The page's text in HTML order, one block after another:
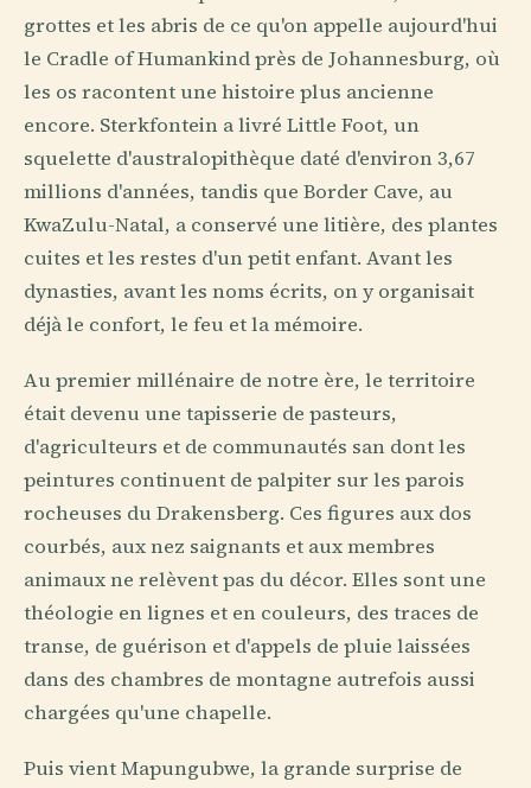
grottes et les abris de ce qu'on appelle aujourd'hui
le Cradle of Humankind près de Johannesburg, où
les os racontent une histoire plus ancienne
encore. Sterkfontein a livré Little Foot, un
squelette d'australopithèque daté d'environ 3,67
millions d'années, tandis que Border Cave, au
KwaZulu-Natal, a conservé une litière, des plantes
cuites et les restes d'un petit enfant. Avant les
dynasties, avant les noms écrits, on y organisait
déjà le confort, le feu et la mémoire.
Au premier millénaire de notre ère, le territoire
était devenu une tapisserie de pasteurs,
d'agriculteurs et de communautés san dont les
peintures continuent de palpiter sur les parois
rocheuses du Drakensberg. Ces figures aux dos
courbés, aux nez saignants et aux membres
animaux ne relèvent pas du décor. Elles sont une
théologie en lignes et en couleurs, des traces de
transe, de guérison et d'appels de pluie laissées
dans des chambres de montagne autrefois aussi
chargées qu'une chapelle.
Puis vient Mapungubwe, la grande surprise de